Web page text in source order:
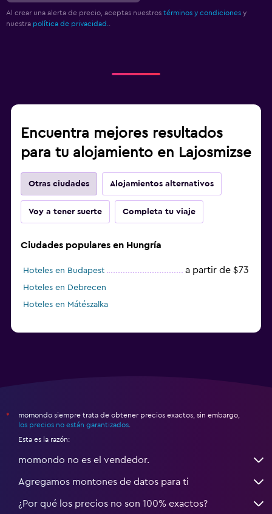
Al crear una alerta de precio, aceptas nuestros términos y condiciones y
nuestra política de privacidad.
Encuentra mejores resultados
para tu alojamiento en Lajosmizse
Otras ciudades Alojamientos alternativos
Voy a tener suerte Completa tu viaje
Ciudades populares en Hungría
Hoteles en Budapest a partir de $73
Hoteles en Debrecen
Hoteles en Mátészalka
*
momondo siempre trata de obtener precios exactos, sin embargo,
los precios no están garantizados
Esta es la razón:
momondo no es el vendedor.
Agregamos montones de datos para ti
¿Por qué los precios no son 100% exactos?